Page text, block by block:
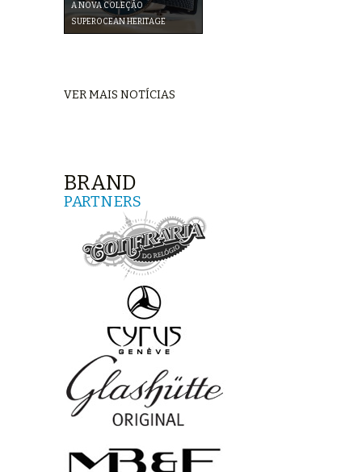
A NOVA COLEÇÃO
SUPEROCEAN HERITAGE
VER MAIS NOTÍCIAS
BRAND
PARTNERS